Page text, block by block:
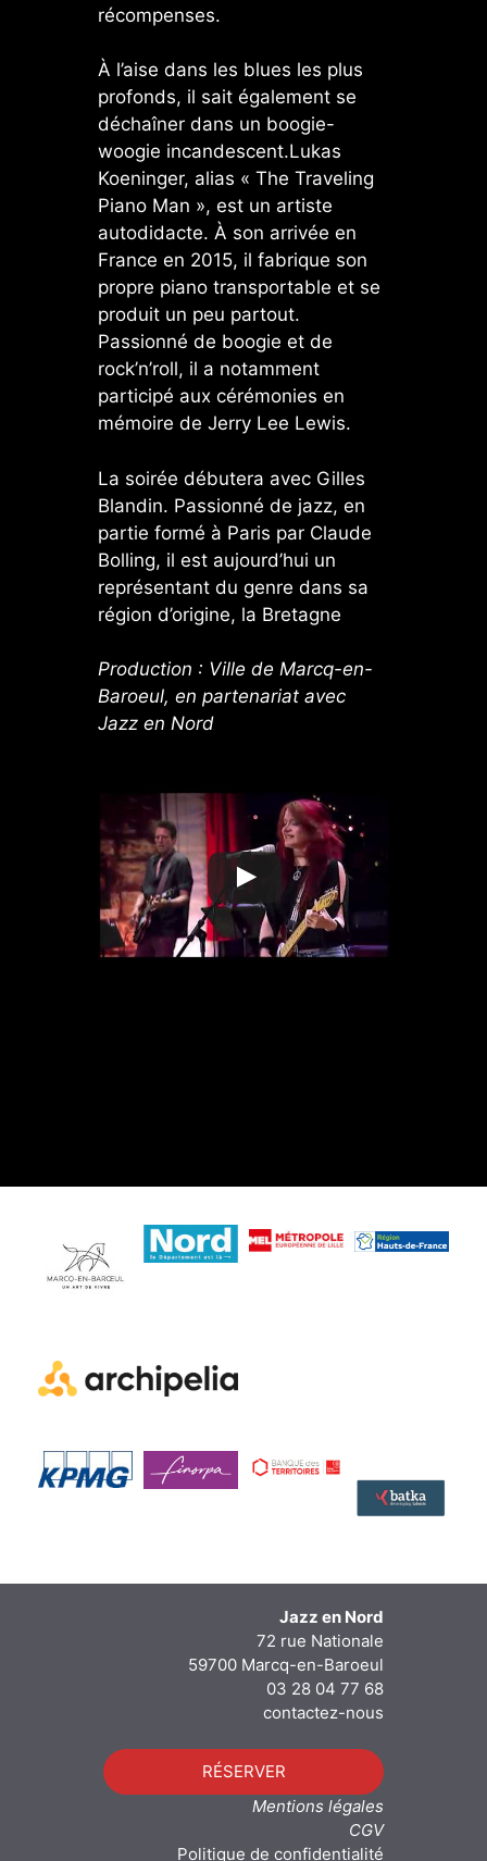
récompenses.
À l’aise dans les blues les plus
profonds, il sait également se
déchaîner dans un boogie-
woogie incandescent.Lukas
Koeninger, alias « The Traveling
Piano Man », est un artiste
autodidacte. À son arrivée en
France en 2015, il fabrique son
propre piano transportable et se
produit un peu partout.
Passionné de boogie et de
rock’n’roll, il a notamment
participé aux cérémonies en
mémoire de Jerry Lee Lewis.
La soirée débutera avec Gilles
Blandin. Passionné de jazz, en
partie formé à Paris par Claude
Bolling, il est aujourd’hui un
représentant du genre dans sa
région d’origine, la Bretagne
Production : Ville de Marcq-en-
Baroeul, en partenariat avec
Jazz en Nord
Jazz en Nord
72 rue Nationale
59700 Marcq-en-Baroeul
03 28 04 77 68
contactez-nous
RÉSERVER
Mentions légales
CGV
Politique de confidentialité